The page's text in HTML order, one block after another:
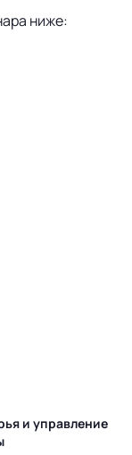
ниже:
и управление